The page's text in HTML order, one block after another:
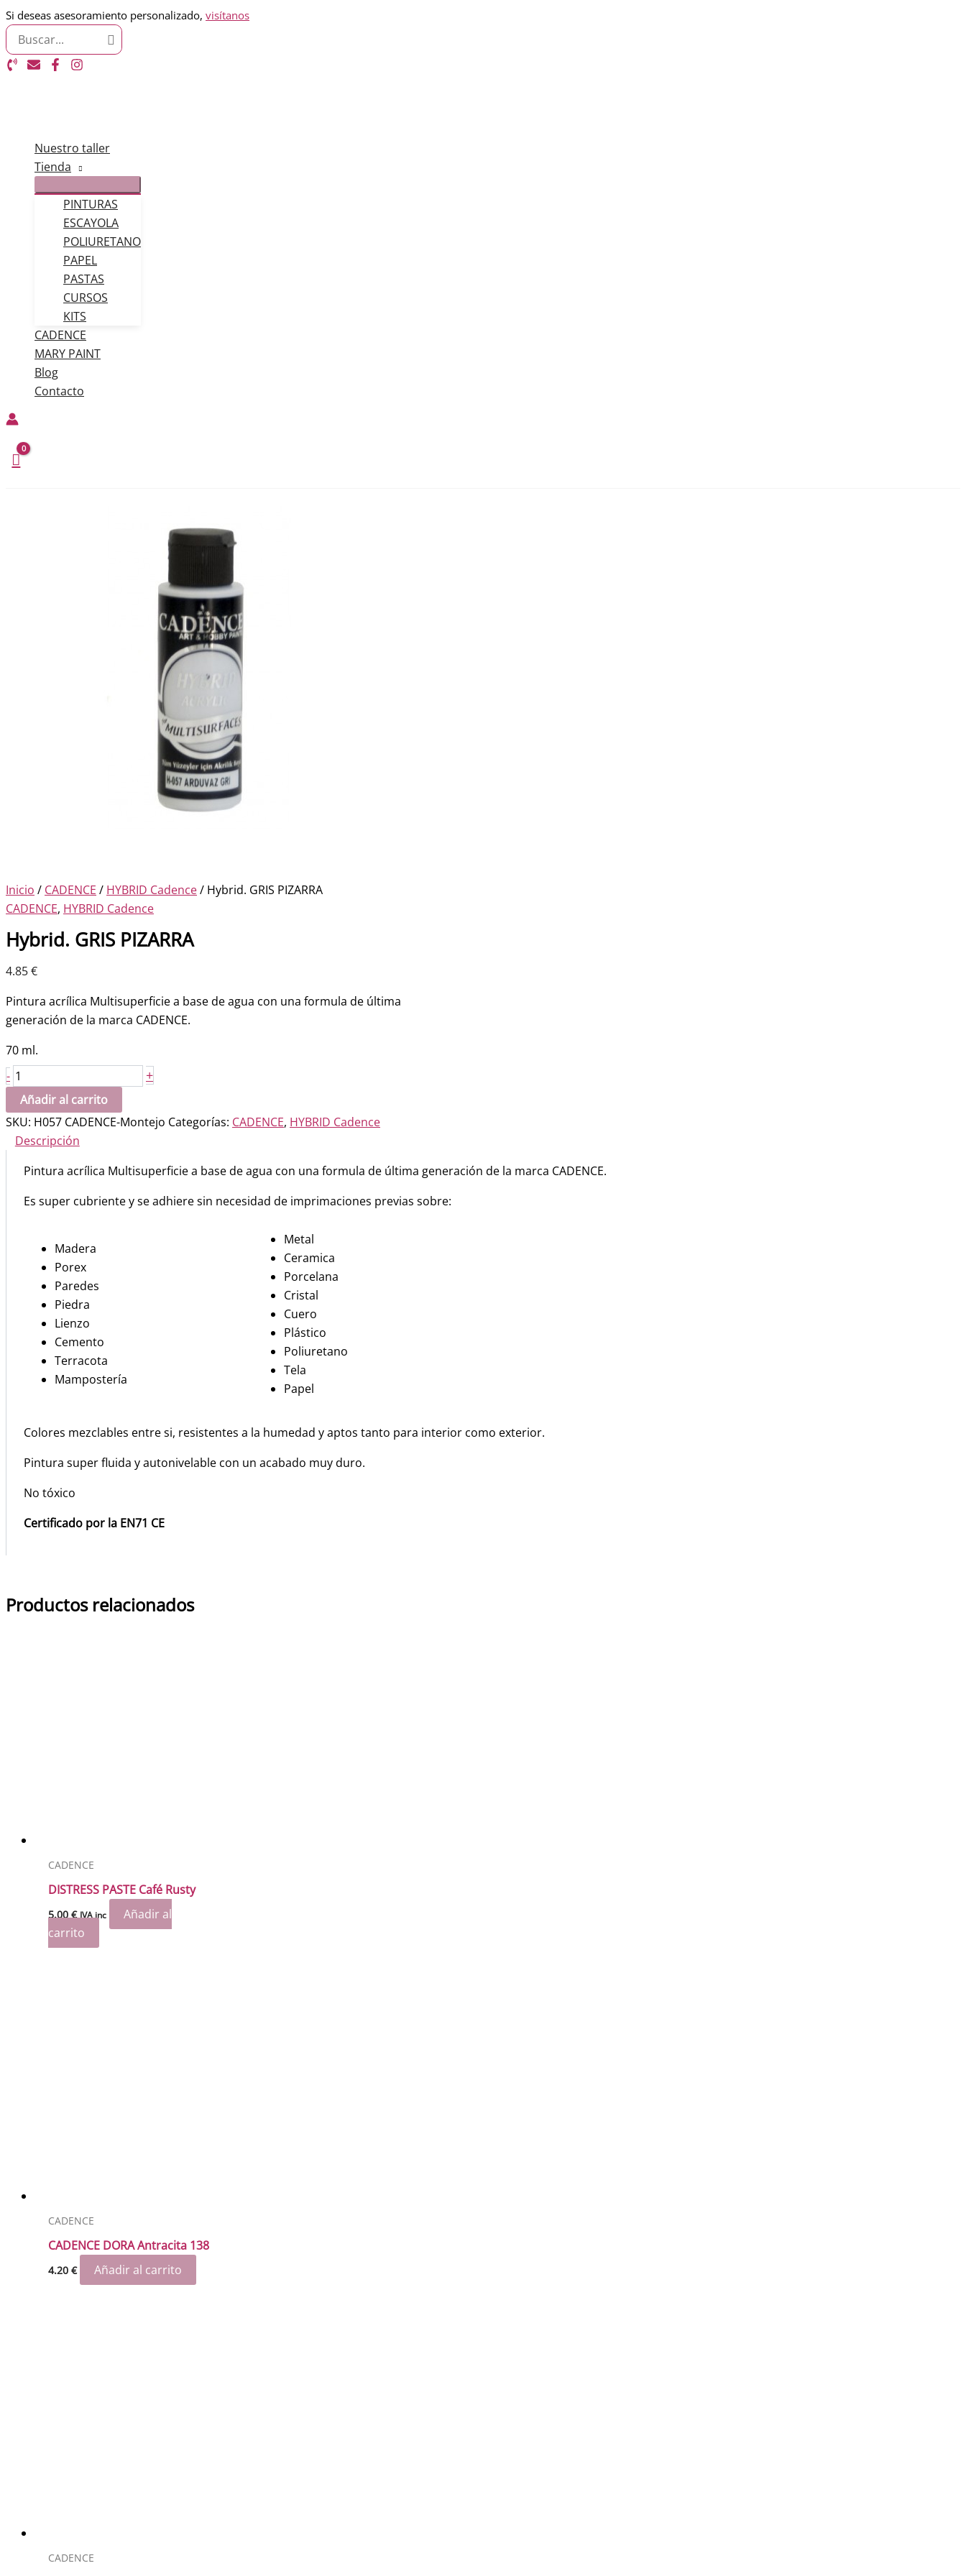
Ir
al
contenido
Si deseas asesoramiento personalizado, visítanos
Search
for:
Nuestro taller
Tienda
PINTURAS
ESCAYOLA
POLIURETANO
PAPEL
PASTAS
CURSOS
KITS
CADENCE
MARY PAINT
Blog
Contacto
Inicio / CADENCE / HYBRID Cadence/ Hybrid. GRIS PIZARRA
CADENCE, HYBRID Cadence
Hybrid. GRIS PIZARRA
4.85€
Pintura acrílica Multisuperficie a base de agua con una formula de última
generación de la marca CADENCE.
70 ml.
- Hybrid.
GRIS
PIZARRA
cantidad
+
Añadir al carrito
SKU: H057 CADENCE-Montejo Categorías: CADENCE, HYBRID Cadence
Descripción
Pintura acrílica Multisuperficie a base de agua con una formula de última generación de la marca CADENCE.
Es super cubriente y se adhiere sin necesidad de imprimaciones previas sobre:
Madera
Porex
Paredes
Piedra
Lienzo
Cemento
Terracota
Mampostería
Metal
Ceramica
Porcelana
Cristal
Cuero
Plástico
Poliuretano
Tela
Papel
Colores mezclables entre si, resistentes a la humedad y aptos tanto para interior como exterior.
Pintura super fluida y autonivelable con un acabado muy duro.
No tóxico
Certificado por la EN71 CE
Productos relacionados
CADENCE
DISTRESS PASTE Café Rusty
5.00€ IVA inc
Añadir al
carrito
CADENCE
CADENCE DORA Antracita 138
4.20€ Añadir al carrito
CADENCE